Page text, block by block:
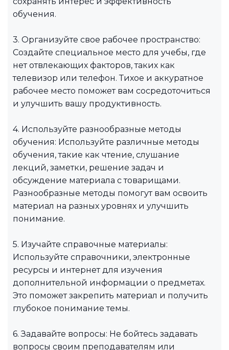
обучения.
3. Организуйте свое рабочее пространство:
Создайте специальное место для учебы, где
нет отвлекающих факторов, таких как
телевизор или телефон. Тихое и аккуратное
рабочее место поможет вам сосредоточиться
и улучшить вашу продуктивность.
4. Используйте разнообразные методы
обучения: Используйте различные методы
обучения, такие как чтение, слушание
лекций, заметки, решение задач и
обсуждение материала с товарищами.
Разнообразные методы помогут вам освоить
материал на разных уровнях и улучшить
понимание.
5. Изучайте справочные материалы:
Используйте справочники, электронные
ресурсы и интернет для изучения
дополнительной информации о предметах.
Это поможет закрепить материал и получить
глубокое понимание темы.
6. Задавайте вопросы: Не бойтесь задавать
вопросы своим преподавателям или